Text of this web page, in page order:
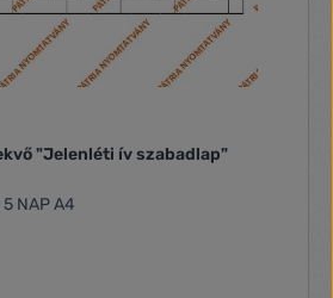
"Jelenléti ív szabadlap"
NAP A4